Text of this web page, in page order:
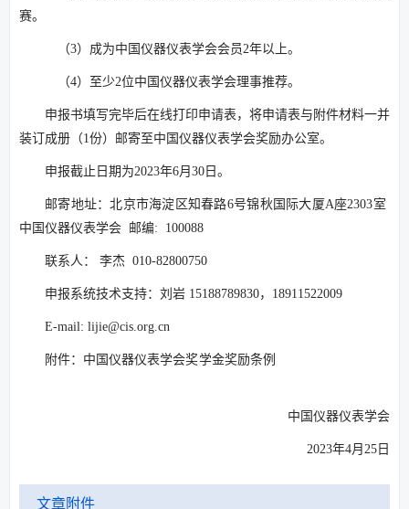
赛。
（3）成为中国仪器仪表学会会员2年以上。
（4）至少2位中国仪器仪表学会理事推荐。
申报书填写完毕后在线打印申请表，将申请表与附件材料一并
装订成册（1份）邮寄至中国仪器仪表学会奖励办公室。
申报截止日期为2023年6月30日。
邮寄地址：北京市海淀区知春路6号锦秋国际大厦A座2303室
中国仪器仪表学会 邮编: 100088
联系人： 李杰 010-82800750
申报系统技术支持：刘岩 15188789830，18911522009
E-mail: lijie@cis.org.cn
附件：中国仪器仪表学会奖学金奖励条例
中国仪器仪表学会
2023年4月25日
文章附件